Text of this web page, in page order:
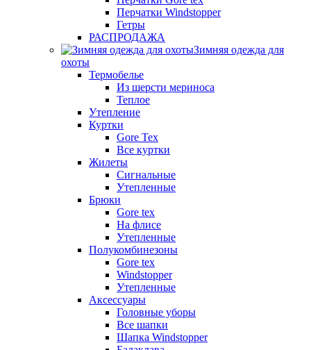
Перчатки Windstopper
Гетры
РАСПРОДАЖА
Зимняя одежда для
охоты
Термобелье
Из шерсти мериноса
Теплое
Утепление
Куртки
Gore Tex
Все куртки
Жилеты
Сигнальные
Утепленные
Брюки
Gore tex
На флисе
Утепленные
Полукомбинезоны
Gore tex
Windstopper
Утепленные
Аксессуары
Головные уборы
Все шапки
Шапка Windstopper